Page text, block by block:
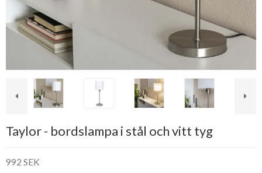
Taylor - bordslampa i stål och vitt tyg
992 SEK